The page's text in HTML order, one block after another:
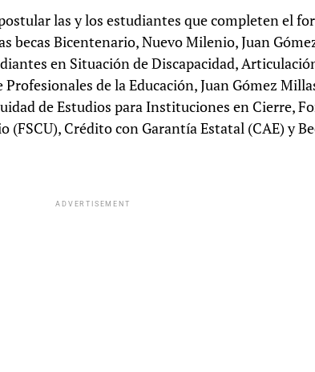
las y los estudiantes que completen el
becas Bicentenario, Nuevo Milenio, Juan
en Situación de Discapacidad,
de la Educación, Juan Gómez
de Estudios para Instituciones en Cierre,
Crédito con Garantía Estatal (CAE) y
ADVERTISEMENT